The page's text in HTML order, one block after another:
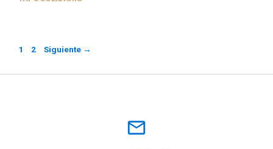
Página
1 Página
2 Siguiente →
mail_outline